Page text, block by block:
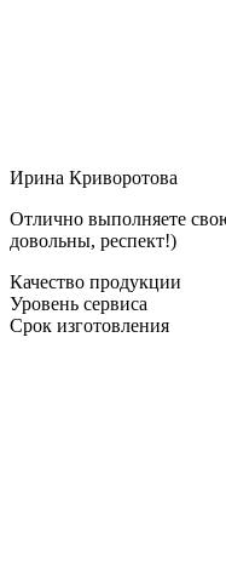
Ирина Криворотова
Отлично выполняете
довольны, респект!)
Качество продукции
Уровень сервиса
Срок изготовления